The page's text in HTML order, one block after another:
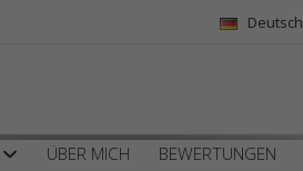
Deutsch
ÜBER MICH BEWERTUNGEN